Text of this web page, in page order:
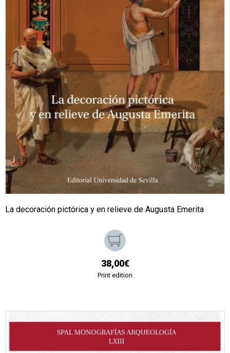
La decoración pictórica y en relieve de Augusta Emerita
38,00€
Print edition